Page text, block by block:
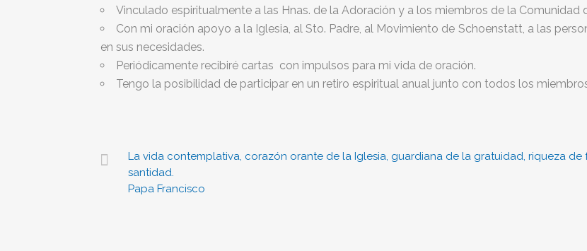
Vinculado espiritualmente a las Hnas. de la Adoración y a los miembros de la
Con mi oración apoyo a la Iglesia, al Sto. Padre, al Movimiento de Schoenstatt, a las
en sus necesidades.
Periódicamente recibiré cartas con impulsos para mi vida de oración.
Tengo la posibilidad de participar en un retiro espiritual anual junto con todos los
La vida contemplativa, corazón orante de la Iglesia, guardiana de la gratuidad, riqueza
santidad.
Papa Francisco